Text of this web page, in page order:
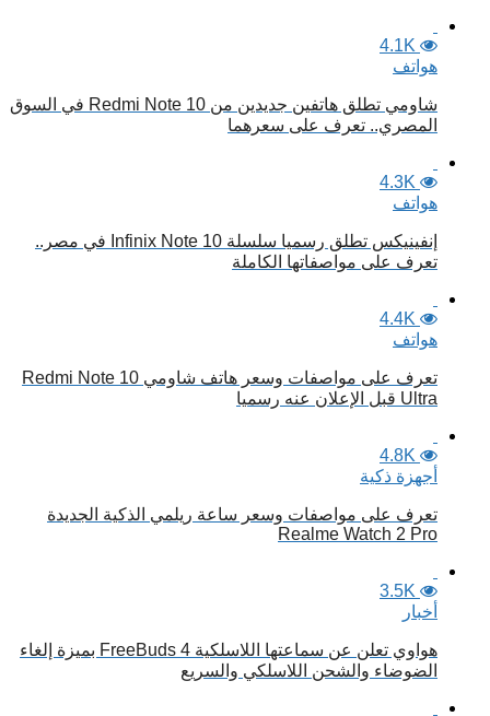
4.1K
هواتف
شاومي تطلق هاتفين جديدين من Redmi Note 10 في السوق
المصري.. تعرف على سعرهما
4.3K
هواتف
إنفينيكس تطلق رسميا سلسلة Infinix Note 10 في مصر..
تعرف على مواصفاتها الكاملة
4.4K
هواتف
تعرف على مواصفات وسعر هاتف شاومي Redmi Note 10
Ultra قبل الإعلان عنه رسميا
4.8K
أجهزة ذكية
تعرف على مواصفات وسعر ساعة ريلمي الذكية الجديدة
Realme Watch 2 Pro
3.5K
أخبار
هواوي تعلن عن سماعتها اللاسلكية FreeBuds 4 بميزة إلغاء
الضوضاء والشحن اللاسلكي والسريع